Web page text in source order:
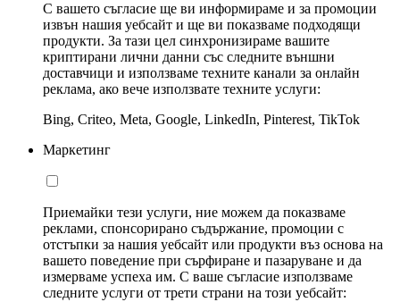
С вашето съгласие ще ви информираме и за промоции
извън нашия уебсайт и ще ви показваме подходящи
продукти. За тази цел синхронизираме вашите
криптирани лични данни със следните външни
доставчици и използваме техните канали за онлайн
реклама, ако вече използвате техните услуги:
Bing, Criteo, Meta, Google, LinkedIn, Pinterest, TikTok
Маркетинг
Приемайки тези услуги, ние можем да показваме
реклами, спонсорирано съдържание, промоции с
отстъпки за нашия уебсайт или продукти въз основа на
вашето поведение при сърфиране и пазаруване и да
измерваме успеха им. С ваше съгласие използваме
следните услуги от трети страни на този уебсайт: